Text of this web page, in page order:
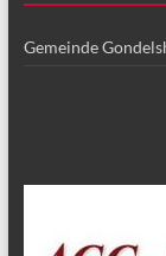
Gemeinde